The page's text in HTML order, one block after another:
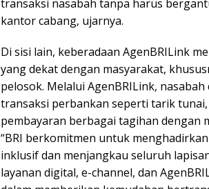
transaksi nasabah tanpa harus
kantor cabang, ujarnya.
Di sisi lain, keberadaan AgenBRILink
yang dekat dengan masyarakat,
pelosok. Melalui AgenBRILink,
transaksi perbankan seperti tarik
pembayaran berbagai tagihan dengan
“BRI berkomitmen untuk
inklusif dan menjangkau seluruh
layanan digital, e-channel, dan